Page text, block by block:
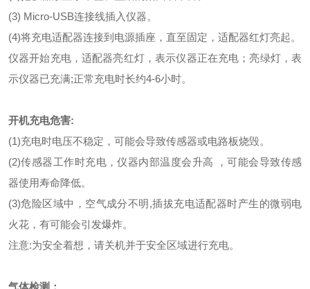
(3) Micro-USB连接线插入仪器。
(4)将充电适配器连接到电源插座，直至固定，适配器红灯亮起。
仪器开始充电，适配器亮红灯，表示仪器正在充电；亮绿灯，表
示仪器已充满;正常充电时长约4-6小时。
开机充电危害:
(1)充电时电压不稳定，可能会导致传感器或电路板烧毁。
(2)传感器工作时充电，仪器内部温度会升高 ，可能会导致传感
器使用寿命降低。
(3)危险区域中，空气成分不明,插拔充电适配器时产生的微弱电
火花，有可能会引发爆炸。
注意:为安全着想，请关机并于安全区域进行充电。
气体检测 ：